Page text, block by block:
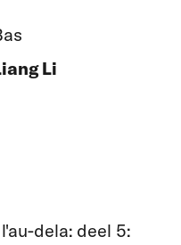
Li
dela: deel 5: